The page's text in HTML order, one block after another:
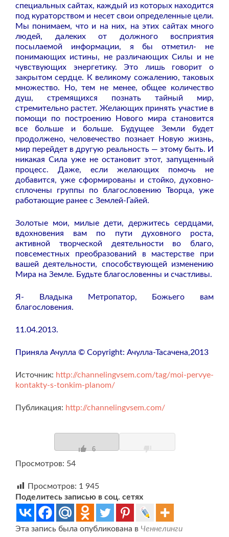
специальных сайтах, каждый из которых находится
под кураторством и несет свои определенные цели.
Мы понимаем, что и на них, на этих сайтах много
людей, далеких от должного восприятия
посылаемой информации, я бы отметил- не
понимающих истины, не различающих Силы и не
чувствующих энергетику. Это лишь говорит о
закрытом сердце. К великому сожалению, таковых
множество. Но, тем не менее, общее количество
душ, стремящихся познать тайный мир,
стремительно растет. Желающих принять участие в
помощи по построению Нового мира становится
все больше и больше. Будущее Земли будет
продолжено, человечество познает Новую жизнь,
мир перейдет в другую реальность — этому быть. И
никакая Сила уже не остановит этот, запущенный
процесс. Даже, если желающих помочь не
добавится, уже сформированы и стойко, духовно-
сплочены группы по благословению Творца, уже
работающие ранее с Землей-Гайей.
Золотые мои, милые дети, держитесь сердцами,
вдохновения вам по пути духовного роста,
активной творческой деятельности во благо,
повсеместных преобразований в мастерстве при
вашей деятельности, способствующей изменению
Мира на Земле. Будьте благословенны и счастливы.
Я- Владыка Метропатор, Божьего вам
благословения.
11.04.2013.
Приняла Ачулла © Copyright: Ачулла-Тасачена,2013
Источник: http://channelingvsem.com/tag/moi-pervye-
kontakty-s-tonkim-planom/
Публикация: http://channelingvsem.com/
6
Просмотров: 54
Просмотров: 1 945
Поделитесь записью в соц. сетях
Эта запись была опубликована в Ченнелинги